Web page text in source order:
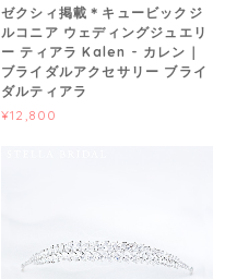
ゼクシィ掲載＊キュービックジ
ルコニア ウェディングジュエリ
ー ティアラ Kalen - カレン｜
ブライダルアクセサリー ブライ
ダルティアラ
¥12,800